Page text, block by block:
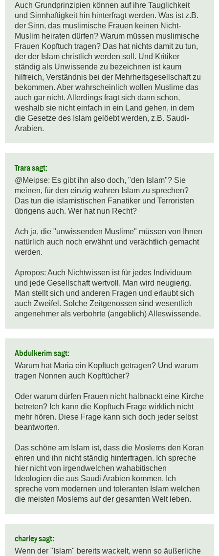
Auch Grundprinzipien können auf ihre Tauglichkeit
und Sinnhaftigkeit hin hinterfragt werden. Was ist z.B.
der Sinn, das muslimische Frauen keinen Nicht-
Muslim heiraten dürfen? Warum müssen muslimische
Frauen Kopftuch tragen? Das hat nichts damit zu tun,
der der Islam christlich werden soll. Und Kritiker
ständig als Unwissende zu bezeichnen ist kaum
hilfreich, Verständnis bei der Mehrheitsgesellschaft zu
bekommen. Aber wahrscheinlich wollen Muslime das
auch gar nicht. Allerdings fragt sich dann schon,
weshalb sie nicht einfach in ein Land gehen, in dem
die Gesetze des Islam gelöebt werden, z.B. Saudi-
Arabien.
Trara sagt:
@Meipse: Es gibt ihn also doch, "den Islam"? Sie
meinen, für den einzig wahren Islam zu sprechen?
Das tun die islamistischen Fanatiker und Terroristen
übrigens auch. Wer hat nun Recht?
Ach ja, die "unwissenden Muslime" müssen von Ihnen
natürlich auch noch erwähnt und verächtlich gemacht
werden.
Apropos: Auch Nichtwissen ist für jedes Individuum
und jede Gesellschaft wertvoll. Man wird neugierig.
Man stellt sich und anderen Fragen und erlaubt sich
auch Zweifel. Solche Zeitgenossen sind wesentlich
angenehmer als verbohrte (angeblich) Alleswissende.
Abdulkerim sagt:
Warum hat Maria ein Kopftuch getragen? Und warum
tragen Nonnen auch Kopftücher?
Oder warum dürfen Frauen nicht halbnackt eine Kirche
betreten? Ich kann die Kopftuch Frage wirklich nicht
mehr hören. Diese Frage kann sich doch jeder selbst
beantworten.
Das schöne am Islam ist, dass die Moslems den Koran
ehren und ihn nicht ständig hinterfragen. Ich spreche
hier nicht von irgendwelchen wahabitischen
Ideologien die aus Saudi Arabien kommen. Ich
spreche vom modernen und toleranten Islam welchen
die meisten Moslems auf der gesamten Welt leben.
charley sagt:
Wenn der "Islam" bereits wackelt, wenn so äußerliche